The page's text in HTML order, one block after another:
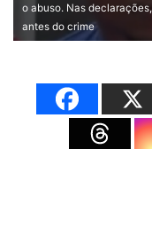
o abuso. Nas
antes do crime